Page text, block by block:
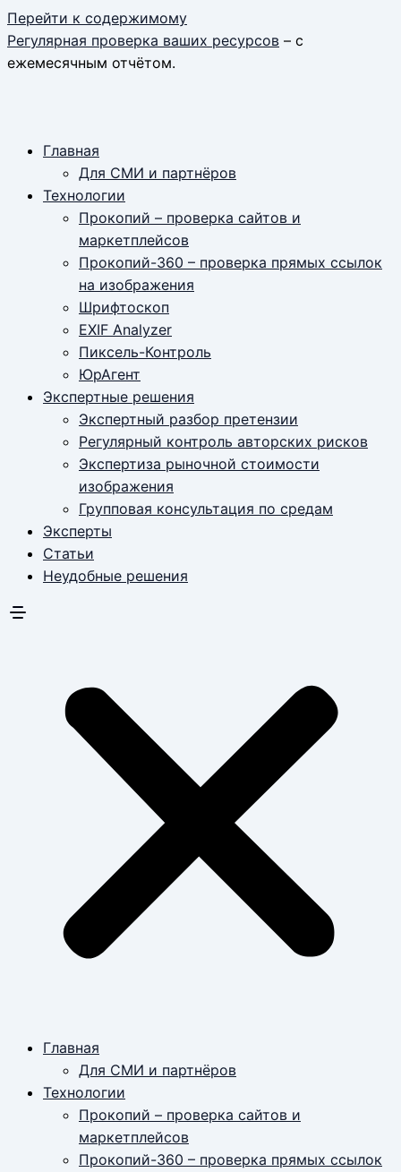
Перейти к содержимому
Регулярная проверка ваших ресурсов – с
ежемесячным отчётом.
Главная
Для СМИ и партнёров
Технологии
Прокопий – проверка сайтов и
маркетплейсов
Прокопий-360 – проверка прямых ссылок
на изображения
Шрифтоскоп
EXIF Analyzer
Пиксель-Контроль
ЮрАгент
Экспертные решения
Экспертный разбор претензии
Регулярный контроль авторских рисков
Экспертиза рыночной стоимости
изображения
Групповая консультация по средам
Эксперты
Статьи
Неудобные решения
Главная
Для СМИ и партнёров
Технологии
Прокопий – проверка сайтов и
маркетплейсов
Прокопий-360 – проверка прямых ссылок